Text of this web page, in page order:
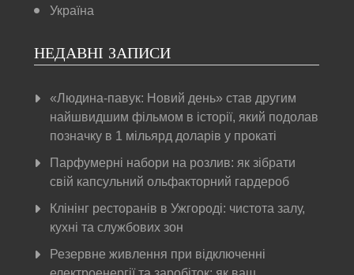
Україна
НЕДАВНІ ЗАПИСИ
«Людина-павук: Новий день» став другим
найшвидшим фільмом в історії, який подолав
позначку в 1 мільярд доларів у прокаті
Парфумерні набори на розлив: як зібрати
свій капсульний ольфакторний гардероб
Клінінг ресторанів в Ужгороді: чистота залу,
кухні та службових зон
Резервне живлення при відключенні